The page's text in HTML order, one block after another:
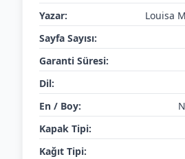
Yazar:
Louisa
Sayfa Sayısı:
Garanti Süresi:
Dil:
En / Boy:
Kapak Tipi:
Kağıt Tipi: